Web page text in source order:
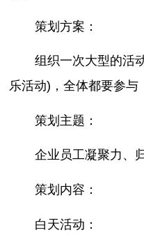
策划方案：
组织一次大型的活
乐活动)，全体都要参与
策划主题：
企业员工凝聚力、
策划内容：
白天活动：